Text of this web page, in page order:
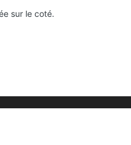
sur le coté.